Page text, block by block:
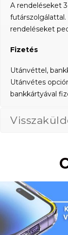
A rendeléseket
futárszolgálattal.
rendeléseket
Fizetés
Utánvéttel,
Utánvétes
bankkártyával